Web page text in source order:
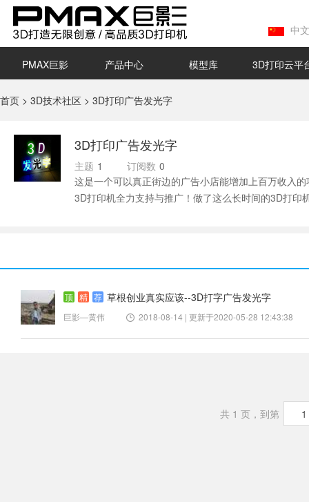
中文
PMAX巨影 产品中心 模型库 3D打印云平
首页 > 3D技术社区 > 3D打印广告发光字
3D打印广告发光字
主题 1 订阅数 0
这是一个可以真正街边的广告小店能增加上百万收入
3D打印机全力支持与推广！做了这么长时间的3D打印
顶 精 荐 草根创业真实应该--3D打字广告发光字
巨影—黄伟 2018-08-14 | 更新于2020-05-28 12:43:38
共 1 页，到第